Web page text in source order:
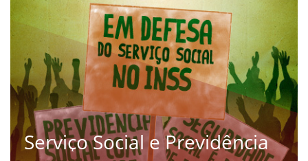
Serviço Social e Previdência